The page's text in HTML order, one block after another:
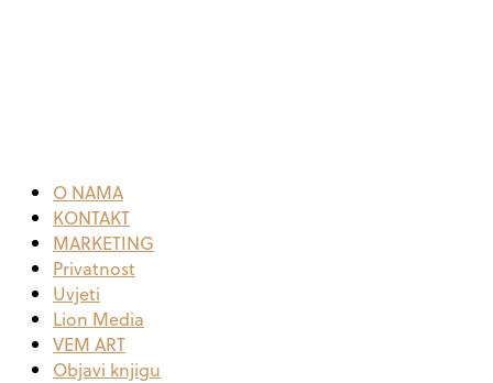
O NAMA
KONTAKT
MARKETING
Privatnost
Uvjeti
Lion Media
VEM ART
Objavi knjigu